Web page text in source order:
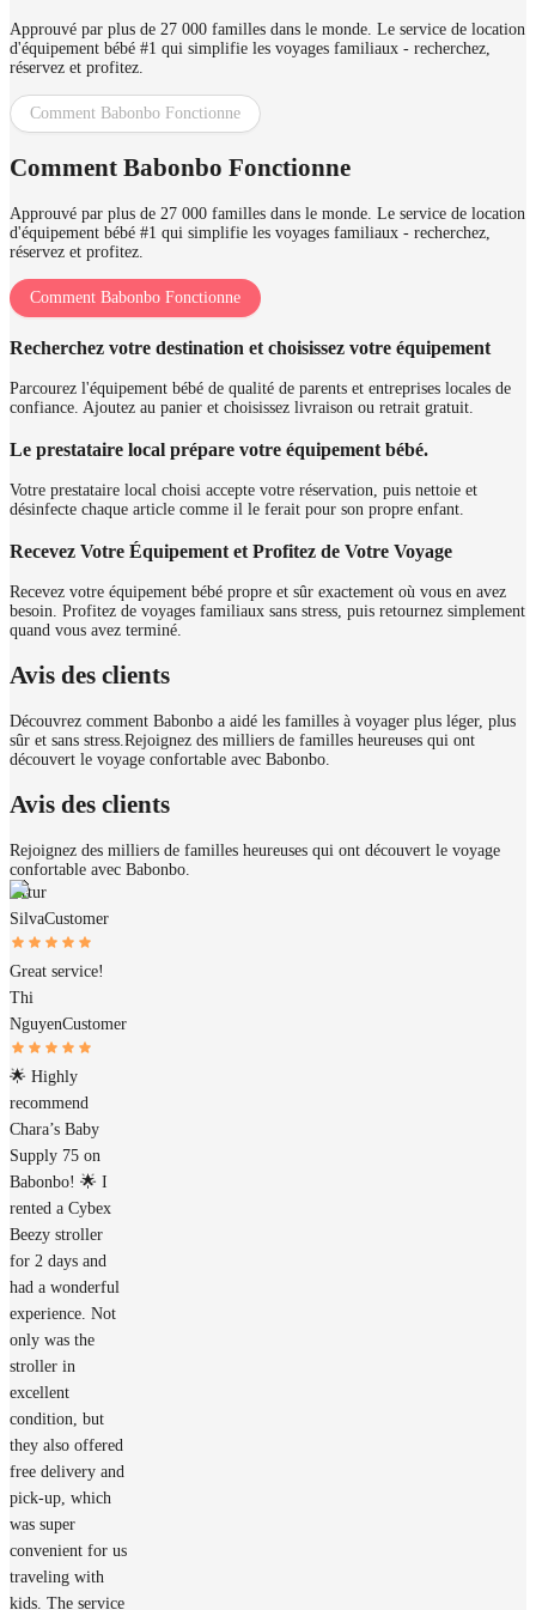
Approuvé par plus de 27 000 familles dans le monde. Le service de location
d'équipement bébé #1 qui simplifie les voyages familiaux - recherchez,
réservez et profitez.
Comment Babonbo Fonctionne
Comment Babonbo Fonctionne
Approuvé par plus de 27 000 familles dans le monde. Le service de location
d'équipement bébé #1 qui simplifie les voyages familiaux - recherchez,
réservez et profitez.
Comment Babonbo Fonctionne
Recherchez votre destination et choisissez votre équipement
Parcourez l'équipement bébé de qualité de parents et entreprises locales de
confiance. Ajoutez au panier et choisissez livraison ou retrait gratuit.
Le prestataire local prépare votre équipement bébé.
Votre prestataire local choisi accepte votre réservation, puis nettoie et
désinfecte chaque article comme il le ferait pour son propre enfant.
Recevez Votre Équipement et Profitez de Votre Voyage
Recevez votre équipement bébé propre et sûr exactement où vous en avez
besoin. Profitez de voyages familiaux sans stress, puis retournez simplement
quand vous avez terminé.
Avis des clients
Découvrez comment Babonbo a aidé les familles à voyager plus léger, plus
sûr et sans stress. Rejoignez des milliers de familles heureuses qui ont
découvert le voyage confortable avec Babonbo.
Avis des clients
Rejoignez des milliers de familles heureuses qui ont découvert le voyage
confortable avec Babonbo.
Artur
SilvaCustomer
Great service!
Thi
NguyenCustomer
🌟 Highly
recommend
Chara’s Baby
Supply 75 on
Babonbo! 🌟 I
rented a Cybex
Beezy stroller
for 2 days and
had a wonderful
experience. Not
only was the
stroller in
excellent
condition, but
they also offered
free delivery and
pick-up, which
was super
convenient for us
traveling with
kids. The service